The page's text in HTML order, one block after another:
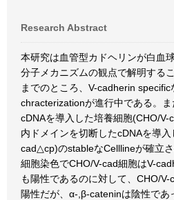
Research Abstract
本研究は血管型カドヘリンが白血
分子メカニズムの観点で解明する
までのところ、V-cadherin
chracterizationが進行中である。
cDNAを導入した培養細胞(CHO/
内ドメインを切断したcDNAを導
cad△cp)のstableなCelllineが確立さ
細胞染色でCHO/V-cad細胞はV-
も陽性であるのに対して、CHO/
陽性だが、α-,β-cateninは陰性であ